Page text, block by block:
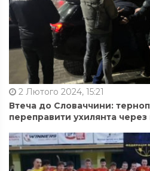
2 Лютого 2024, 15:21
Втеча до Словаччини:
переправити ухилянта